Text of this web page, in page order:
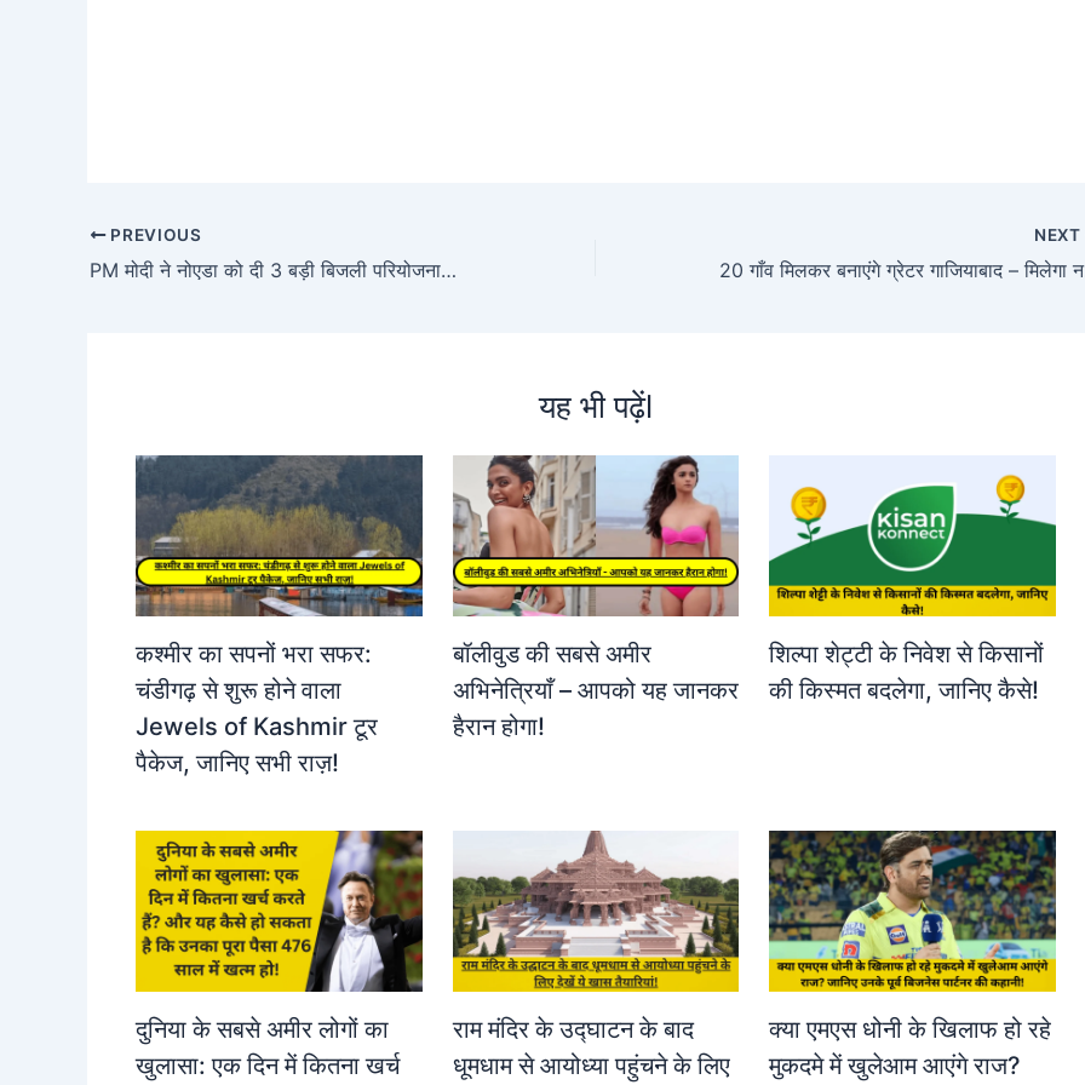
PREVIOUS
PM मोदी ने नोएडा को दी 3 बड़ी बिजली परियोजनाओं की सौगात – अब नहीं होगी बिजली की किल्लत!
NEXT
20
यह भी पढ़ेंl
कश्मीर का सपनों भरा सफर:
चंडीगढ़ से शुरू होने वाला
Jewels of Kashmir टूर
पैकेज, जानिए सभी राज़!
बॉलीवुड की सबसे अमीर
अभिनेत्रियाँ – आपको यह जानकर
हैरान होगा!
शिल्पा शेट्टी के निवेश से किसानों
की किस्मत बदलेगा, जानिए कैसे!
दुनिया के सबसे अमीर लोगों का
खुलासा: एक दिन में कितना खर्च
राम मंदिर के उद्घाटन के बाद
धूमधाम से आयोध्या पहुंचने के लिए
क्या एमएस धोनी के खिलाफ हो रहे
मुकदमे में खुलेआम आएंगे राज?